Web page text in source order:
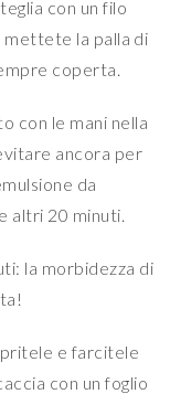
con un filo
mettete la palla di
coperta.
con le mani nella
ancora per
da
altri 20 minuti.
la morbidezza di
e farcitele
con un foglio